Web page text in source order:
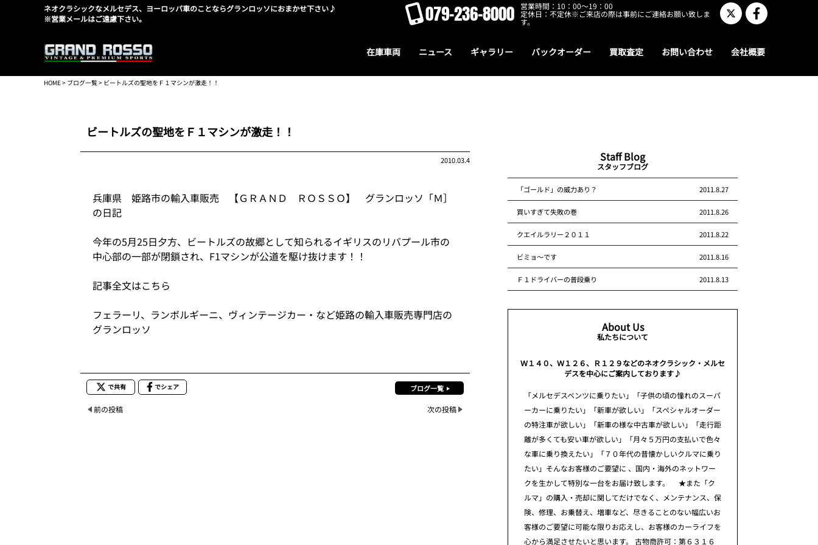
ネオクラシックなメルセデス、ヨーロッパ車のことならグランロッソにおまかせ下さい♪
※営業メールはご遠慮下さい。
079-236-8000 営業時間：10：00～19：00
定休日：不定休※ご来店の際は事前にご連絡お願い致しま
す。
在庫車両 ニュース ギャラリー バックオーダー 買取査定 お問い合わせ 会社概要
HOME> ブログ一覧> ビートルズの聖地をＦ１マシンが激走！！
ビートルズの聖地をＦ１マシンが激走！！
2010.03.4
兵庫県 姫路市の輸入車販売 【ＧＲＡＮＤ ＲＯＳＳＯ】 グランロッソ「Ｍ］
の日記
今年の5月25日夕方、ビートルズの故郷として知られるイギリスのリバプール市の
中心部の一部が閉鎖され、F1マシンが公道を駆け抜けます！！
記事全文はこちら
フェラーリ、ランボルギーニ、ヴィンテージカー・など姫路の輸入車販売専門店の
グランロッソ
で共有 でシェア ブログ一覧
前の投稿 次の投稿
Staff Blog
スタッフブログ
「ゴールド」の威力あり？ 2011.8.27
買いすぎて失敗の巻 2011.8.26
クエイルラリー２０１１ 2011.8.22
ビミョ～です 2011.8.16
Ｆ１ドライバーの普段乗り 2011.8.13
About Us
私たちについて
Ｗ１４０、Ｗ１２６、Ｒ１２９などのネオクラシック・メルセ
デスを中心にご案内しております♪
「メルセデスベンツに乗りたい」「子供の頃の憧れのスーパ
ーカーに乗りたい」「新車が欲しい」「スペシャルオーダー
の特注車が欲しい」「新車の様な中古車が欲しい」「走行距
離が多くても安い車が欲しい」「月々５万円の支払いで色々
な車に乗り換えたい」「７０年代の昔懐かしいクルマに乗り
たい」そんなお客様のご要望に 、国内・海外のネットワー
クを生かして特別な一台をお届け致します。 ★また「ク
ルマ」の購入・売却に関してだけでなく、メンテナンス、保
険、修理、お乗替え、増車など、尽きることのない幅広いお
客様のご要望に可能な限りお応えし、お客様のカーライフを
心から満足させたいと思います。 古物商許可：第６３１６